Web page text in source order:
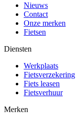
Nieuws
Contact
Onze merken
Fietsen
Diensten
Werkplaats
Fietsverzekering
Fiets leasen
Fietsverhuur
Merken